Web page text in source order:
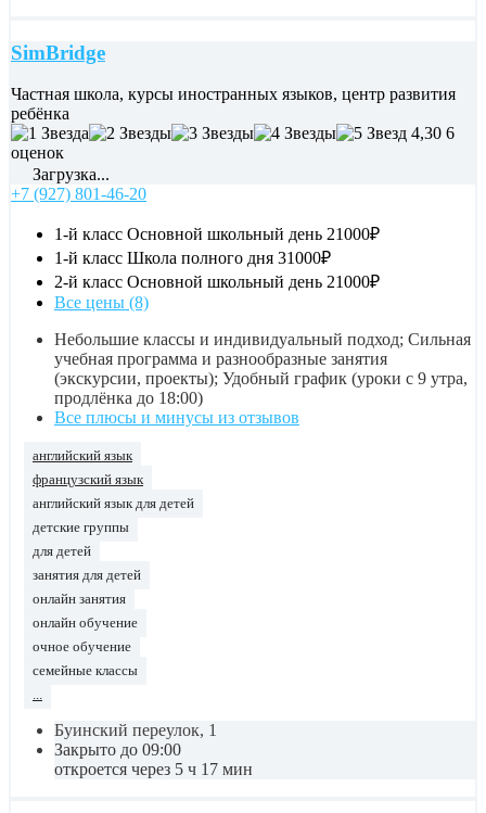
SimBridge
Частная школа, курсы иностранных языков, центр развития
ребёнка
4,30 6
оценок
Загрузка...
+7 (927) 801-46-20
1-й класс Основной школьный день 21000₽
1-й класс Школа полного дня 31000₽
2-й класс Основной школьный день 21000₽
Все цены (8)
Небольшие классы и индивидуальный подход; Сильная
учебная программа и разнообразные занятия
(экскурсии, проекты); Удобный график (уроки с 9 утра,
продлёнка до 18:00)
Все плюсы и минусы из отзывов
английский язык
французский язык
английский язык для детей
детские группы
для детей
занятия для детей
онлайн занятия
онлайн обучение
очное обучение
семейные классы
...
Буинский переулок, 1
Закрыто до 09:00
откроется через 5 ч 17 мин